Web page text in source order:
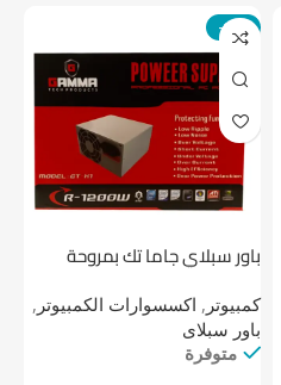
-14%
باور سبلاي جاما تك بمروحة
كمبيوتر , اكسسوارات الكمبيوتر ,
باور سبلاى
متوفرة